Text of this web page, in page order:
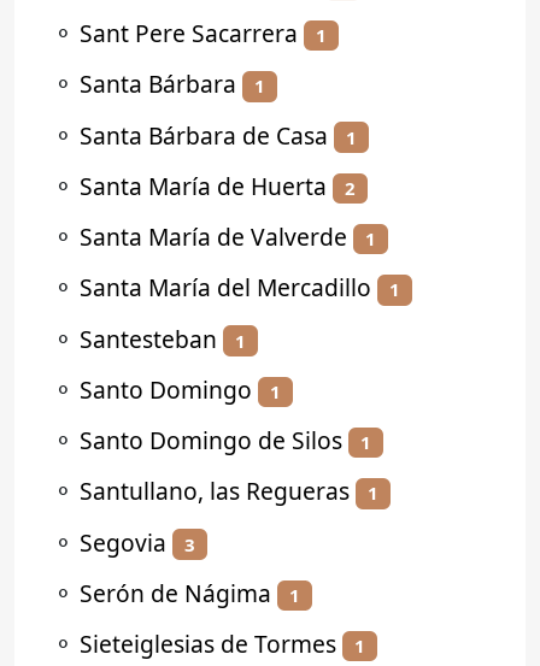
⚬ Sant Pere Sacarrera 1
⚬ Santa Bárbara 1
⚬ Santa Bárbara de Casa 1
⚬ Santa María de Huerta 2
⚬ Santa María de Valverde 1
⚬ Santa María del Mercadillo 1
⚬ Santesteban 1
⚬ Santo Domingo 1
⚬ Santo Domingo de Silos 1
⚬ Santullano, las Regueras 1
⚬ Segovia 3
⚬ Serón de Nágima 1
⚬ Sieteiglesias de Tormes 1